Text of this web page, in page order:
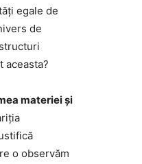
egale de
de
aceasta?
materiei și
o observăm